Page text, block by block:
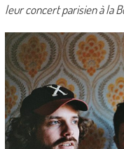
leur concert parisien à la